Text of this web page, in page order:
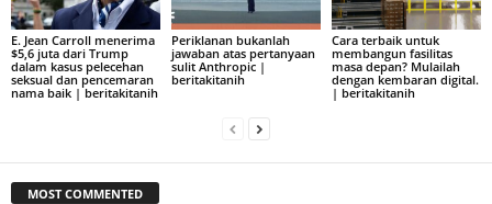
E. Jean Carroll menerima
$5,6 juta dari Trump
dalam kasus pelecehan
seksual dan pencemaran
nama baik | beritakitanih
Periklanan bukanlah
jawaban atas pertanyaan
sulit Anthropic |
beritakitanih
Cara terbaik untuk
membangun fasilitas
masa depan? Mulailah
dengan kembaran digital.
| beritakitanih
MOST COMMENTED